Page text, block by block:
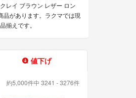
イ ブラウン レザー ロン
品があります。ラクマでは現
揃えです。
値下げ
約5,000件中 3241 - 3276件